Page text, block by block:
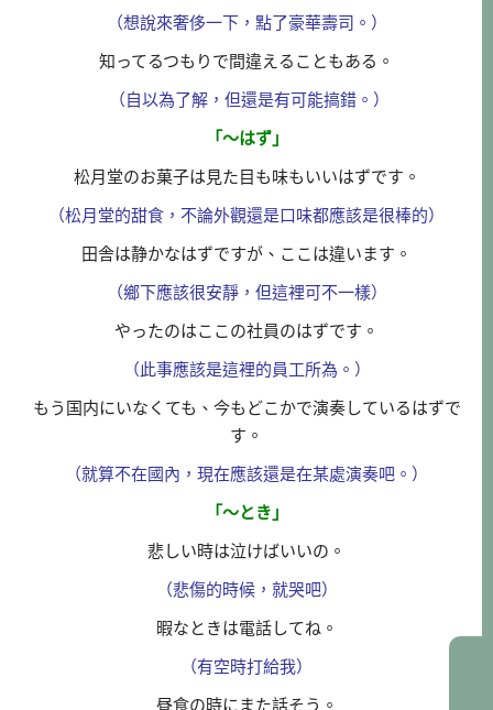
（想說來奢侈一下，點了豪華壽司。）
知ってるつもりで間違えることもある。
（自以為了解，但還是有可能搞錯。）
「～はず」
松月堂のお菓子は見た目も味もいいはずです。
（松月堂的甜食，不論外觀還是口味都應該是很棒的）
田舎は静かなはずですが、ここは違います。
（鄉下應該很安靜，但這裡可不一樣）
やったのはここの社員のはずです。
（此事應該是這裡的員工所為。）
もう国内にいなくても、今もどこかで演奏しているはずで
す。
（就算不在國內，現在應該還是在某處演奏吧。）
「～とき」
悲しい時は泣けばいいの。
（悲傷的時候，就哭吧）
暇なときは電話してね。
（有空時打給我）
昼食の時にまた話そう。